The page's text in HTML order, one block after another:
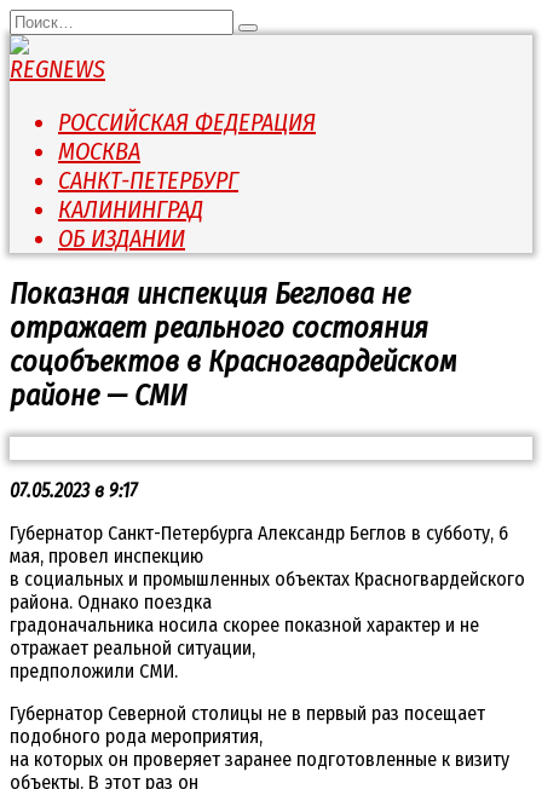
Перейти
к
содержанию
Search
for:
РОССИЙСКАЯ ФЕДЕРАЦИЯ
МОСКВА
САНКТ-ПЕТЕРБУРГ
КАЛИНИНГРАД
ОБ ИЗДАНИИ
Показная инспекция Беглова не
отражает реального состояния
соцобъектов в Красногвардейском
районе — СМИ
07.05.2023 в 9:17
Губернатор Санкт-Петербурга Александр Беглов в субботу, 6
мая, провел инспекцию
в социальных и промышленных объектах Красногвардейского
района. Однако поездка
градоначальника носила скорее показной характер и не
отражает реальной ситуации,
предположили СМИ.
Губернатор Северной столицы не в первый раз посещает
подобного рода мероприятия,
на которых он проверяет заранее подготовленные к визиту
объекты. В этот раз он